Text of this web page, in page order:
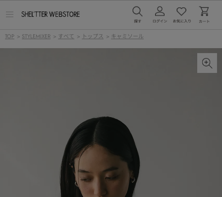
ー
を
TOP > STYLEMIXER > すべて > トップス > キャミソール